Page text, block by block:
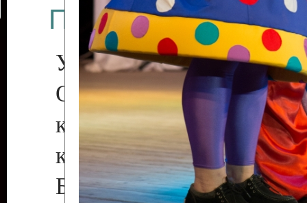
Приднестровского
Участники фестиваля:
Образцовый
коллектив
культуры с.
Бендеры ,